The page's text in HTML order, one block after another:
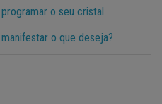
o seu cristal
o que deseja?